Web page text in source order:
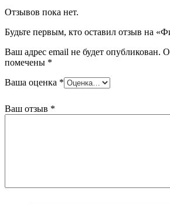
Отзывов пока нет.
Будьте первым, кто оставил отзыв на
Ваш адрес email не будет опубликован.
помечены *
Ваша оценка *
Ваш отзыв *